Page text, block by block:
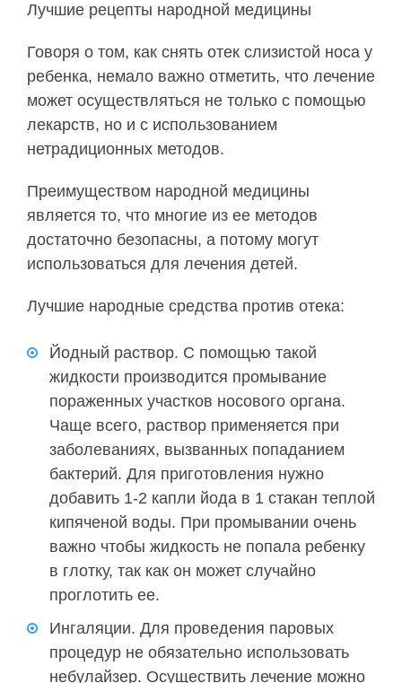
Лучшие рецепты народной медицины
Говоря о том, как снять отек слизистой носа у
ребенка, немало важно отметить, что лечение
может осуществляться не только с помощью
лекарств, но и с использованием
нетрадиционных методов.
Преимуществом народной медицины
является то, что многие из ее методов
достаточно безопасны, а потому могут
использоваться для лечения детей.
Лучшие народные средства против отека:
Йодный раствор. С помощью такой
жидкости производится промывание
пораженных участков носового органа.
Чаще всего, раствор применяется при
заболеваниях, вызванных попаданием
бактерий. Для приготовления нужно
добавить 1-2 капли йода в 1 стакан теплой
кипяченой воды. При промывании очень
важно чтобы жидкость не попала ребенку
в глотку, так как он может случайно
проглотить ее.
Ингаляции. Для проведения паровых
процедур не обязательно использовать
небулайзер. Осуществить лечение можно